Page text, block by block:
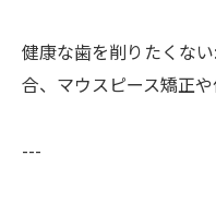
健康な歯を削りたくな
合、マウスピース矯正
---